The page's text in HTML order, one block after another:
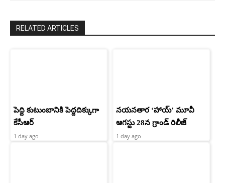
RELATED ARTICLES
పెద్ది కుటుంబానికి పెద్దదిక్కుగా
కేసీఆర్
1 day ago
నయనతార ‘హాయ్’ మూవీ
ఆగస్టు 28న గ్రాండ్ రిలీజ్
1 day ago